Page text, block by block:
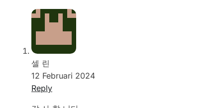
셀 린
12 Februari 2024
Reply